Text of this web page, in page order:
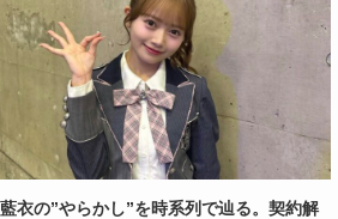
衣の”やらかし”を時系列で辿る。契約解